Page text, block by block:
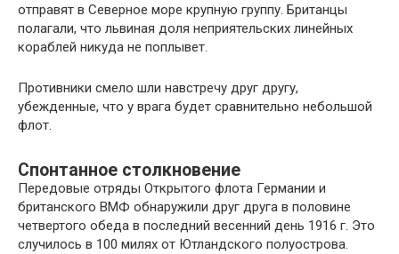
отправят в Северное море крупную группу. Британцы
полагали, что львиная доля неприятельских линейных
кораблей никуда не поплывет.
Противники смело шли навстречу друг другу,
убежденные, что у врага будет сравнительно небольшой
флот.
Спонтанное столкновение
Передовые отряды Открытого флота Германии и
британского ВМФ обнаружили друг друга в половине
четвертого обеда в последний весенний день 1916 г. Это
случилось в 100 милях от Ютландского полуострова.